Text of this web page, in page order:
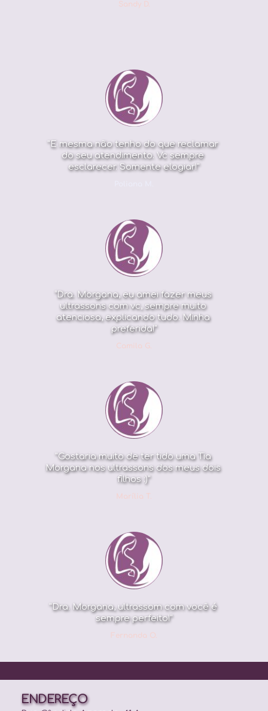
Sandy D.
"E mesma não tenho do que reclamar
do seu atendimento. Vc sempre
esclarecer. Somente elogiar!"
“Dra. Morgana, eu amei fazer meus
ultrassons com vc, sempre muito
atenciosa, explicando tudo. Minha
preferida!"
Camila G.
"Gostaria muito de ter tido uma Tia
Morgana nos ultrassons dos meus dois
filhos :)"
Marília T.
"Dra. Morgana, ultrassom com você é
sempre perfeito!"
Fernanda O.
ENDEREÇO